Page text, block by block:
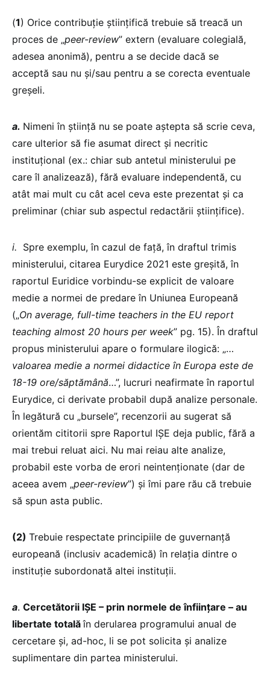
(1) Orice contribuție științifică trebuie să treacă un
proces de „peer-review” extern (evaluare colegială,
adesea anonimă), pentru a se decide dacă se
acceptă sau nu și/sau pentru a se corecta eventuale
greșeli.
a. Nimeni în știință nu se poate aștepta să scrie ceva,
care ulterior să fie asumat direct și necritic
instituțional (ex.: chiar sub antetul ministerului pe
care îl analizează), fără evaluare independentă, cu
atât mai mult cu cât acel ceva este prezentat și ca
preliminar (chiar sub aspectul redactării științifice).
i. Spre exemplu, în cazul de față, în draftul trimis
ministerului, citarea Eurydice 2021 este greșită, în
raportul Euridice vorbindu-se explicit de valoare
medie a normei de predare în Uniunea Europeană
(„On average, full-time teachers in the EU report
teaching almost 20 hours per week” pg. 15). În draftul
propus ministerului apare o formulare ilogică: „…
valoarea medie a normei didactice în Europa este de
18-19 ore/săptămână…”, lucruri neafirmate în raportul
Eurydice, ci derivate probabil după analize personale.
În legătură cu „bursele”, recenzorii au sugerat să
orientăm cititorii spre Raportul IȘE deja public, fără a
mai trebui reluat aici. Nu mai reiau alte analize,
probabil este vorba de erori neintenționate (dar de
aceea avem „peer-review”) și îmi pare rău că trebuie
să spun asta public.
(2) Trebuie respectate principiile de guvernanță
europeană (inclusiv academică) în relația dintre o
instituție subordonată altei instituții.
a. Cercetătorii IȘE – prin normele de înființare – au
libertate totalăîn derularea programului anual de
cercetare și, ad-hoc, li se pot solicita și analize
suplimentare din partea ministerului.